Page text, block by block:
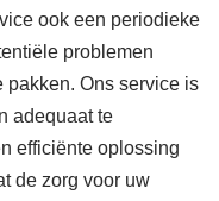
ook een periodieke
problemen
pakken. Ons service is
adequaat te
efficiënte oplossing
de zorg voor uw